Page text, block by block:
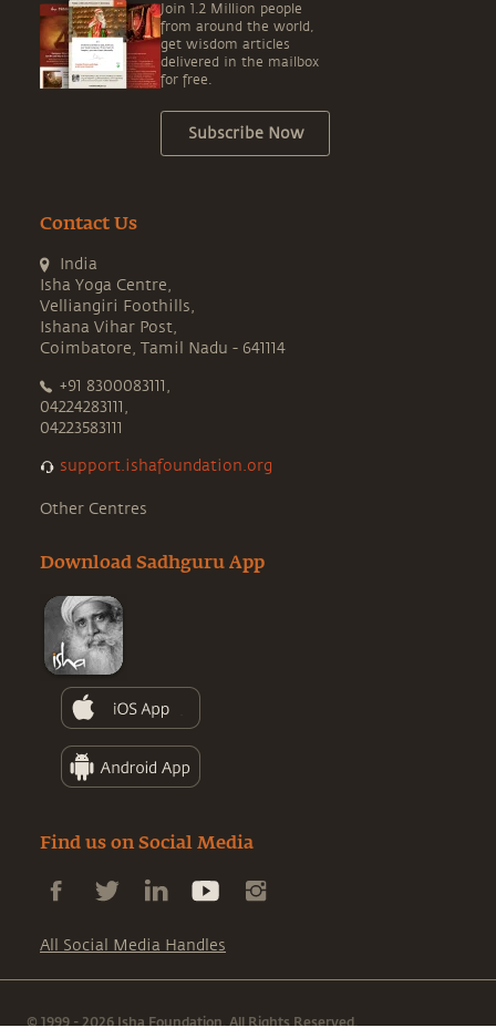
Join 1.2 Million people
from around the world,
get wisdom articles
delivered in the mailbox
for free.
Subscribe Now
Contact Us
India
Isha Yoga Centre,
Velliangiri Foothills,
Ishana Vihar Post,
Coimbatore, Tamil Nadu - 641114
+91 8300083111,
04224283111,
04223583111
support.ishafoundation.org
Other Centres
Download Sadhguru App
Find us on Social Media
All Social Media Handles
© 1999 - 2026 Isha Foundation. All Rights Reserved.